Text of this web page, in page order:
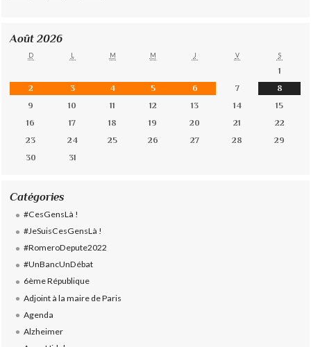
Août 2026
D L M M J V S
1
2
3 4 5 6 7
8
9
10 11 12 13 14
15
16
17 18 19 20 21
22
23
24 25 26 27 28
29
30
31
Catégories
#CesGensLà !
#JeSuisCesGensLà !
#RomeroDepute2022
#UnBancUnDébat
6ème République
Adjoint à la maire de Paris
Agenda
Alzheimer